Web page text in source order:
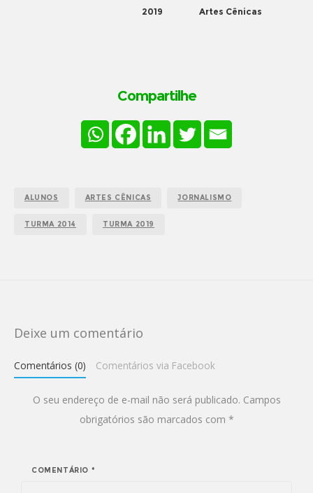
2019 Artes Cênicas
Compartilhe
ALUNOS ARTES CÊNICAS JORNALISMO
TURMA 2014 TURMA 2019
Deixe um comentário
Comentários (0) Comentários via Facebook
O seu endereço de e-mail não será publicado. Campos
obrigatórios são marcados com *
COMENTÁRIO *